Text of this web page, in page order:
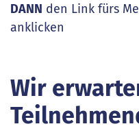
DANN den Link fürs
anklicken
Wir